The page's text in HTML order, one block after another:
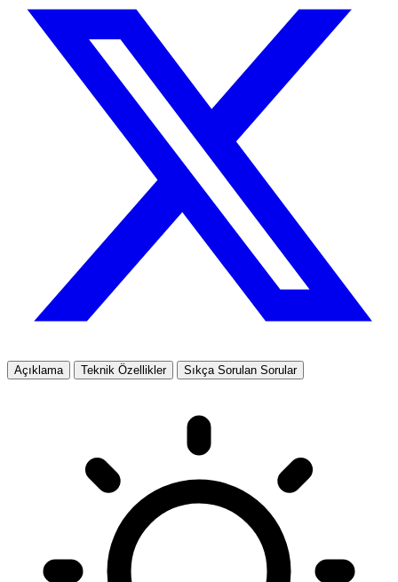
Açıklama Teknik Özellikler Sıkça Sorulan Sorular